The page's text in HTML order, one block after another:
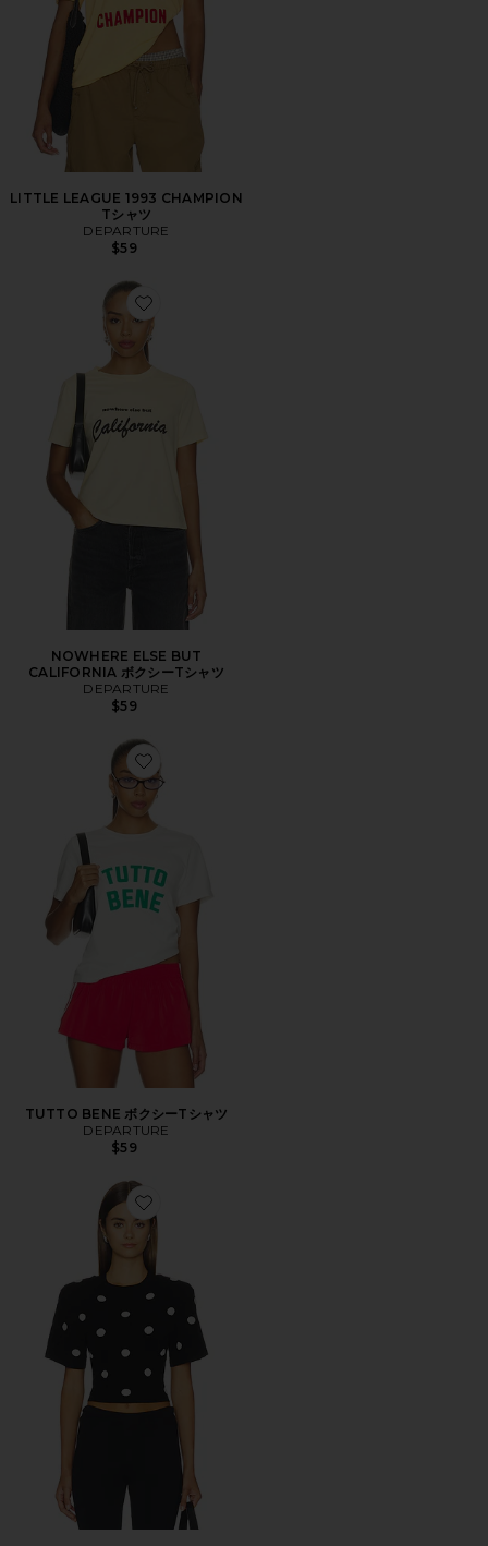
LITTLE LEAGUE 1993 CHAMPION
Tシャツ
DEPARTURE
$59
Favorite NOWHERE ELSE BUT CALIFORNIA ボクシーT
NOWHERE ELSE BUT
CALIFORNIA ボクシーTシャツ
DEPARTURE
$59
Favorite TUTTO BENE ボクシーTシャツ
TUTTO BENE ボクシーTシャツ
DEPARTURE
$59
Favorite POPPI トップ